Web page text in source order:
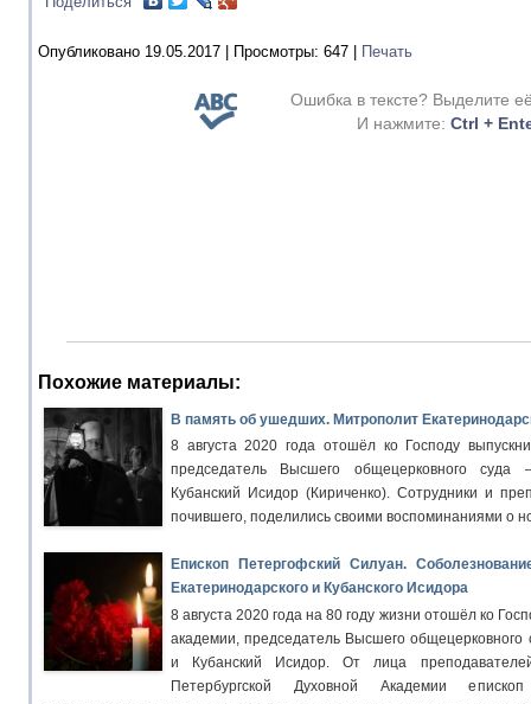
Опубликовано 19.05.2017 | Просмотры: 647 Печать
Ошибка в тексте? Выделите
И нажмите: Ctrl +
Похожие материалы:
В память об ушедших. Митрополит
8 августа 2020 года отошёл ко Господу
председатель Высшего общецерковного
Кубанский Исидор (Кириченко). Сотрудники и
почившего, поделились своими воспоминаниями о
Епископ Петергофский Силуан.
Екатеринодарского и Кубанского Исидора
8 августа 2020 года на 80 году жизни отошёл ко
академии, председатель Высшего
и Кубанский Исидор. От лица
Петербургской Духовной Академии